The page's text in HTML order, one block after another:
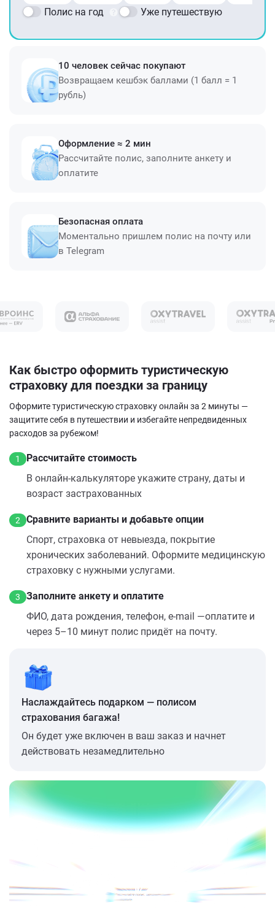
Полис на год Уже путешествую
10 человек сейчас покупают
Возвращаем кешбэк баллами (1 балл = 1
рубль)
Оформление ≈ 2 мин
Рассчитайте полис, заполните анкету и
оплатите
Безопасная оплата
Моментально пришлем полис на почту или
в Telegram
Как быстро оформить туристическую
страховку для поездки за границу
Оформите туристическую страховку онлайн за 2 минуты —
защитите себя в путешествии и избегайте непредвиденных
расходов за рубежом!
1
Рассчитайте стоимость
В онлайн‑калькуляторе укажите страну, даты и
возраст застрахованных
2
Сравните варианты и добавьте опции
Спорт, страховка от невыезда, покрытие
хронических заболеваний. Оформите медицинскую
страховку с нужными услугами.
3
Заполните анкету и оплатите
ФИО, дата рождения, телефон, e‑mail —оплатите и
через 5–10 минут полис придёт на почту.
Наслаждайтесь подарком — полисом
страхования багажа!
Он будет уже включен в ваш заказ и начнет
действовать незамедлительно